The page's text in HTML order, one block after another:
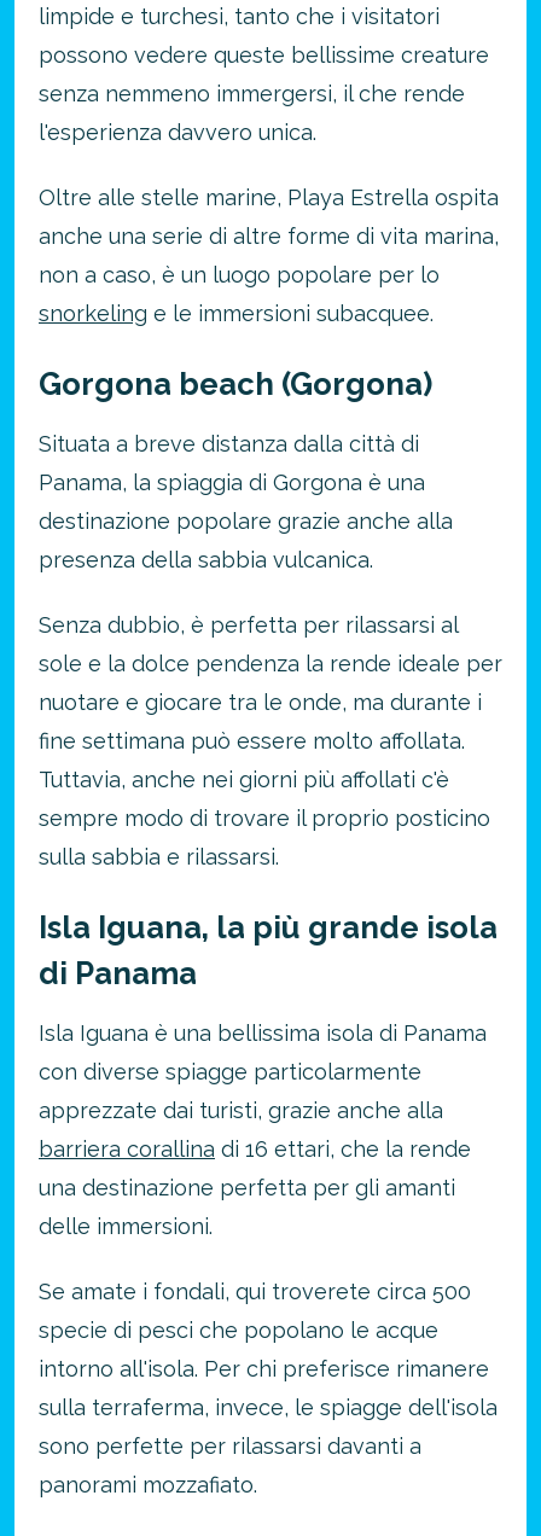
limpide e turchesi, tanto che i visitatori
possono vedere queste bellissime creature
senza nemmeno immergersi, il che rende
l'esperienza davvero unica.
Oltre alle stelle marine, Playa Estrella ospita
anche una serie di altre forme di vita marina,
non a caso, è un luogo popolare per lo
snorkeling e le immersioni subacquee.
Gorgona beach (Gorgona)
Situata a breve distanza dalla città di
Panama, la spiaggia di Gorgona è una
destinazione popolare grazie anche alla
presenza della sabbia vulcanica.
Senza dubbio, è perfetta per rilassarsi al
sole e la dolce pendenza la rende ideale per
nuotare e giocare tra le onde, ma durante i
fine settimana può essere molto affollata.
Tuttavia, anche nei giorni più affollati c'è
sempre modo di trovare il proprio posticino
sulla sabbia e rilassarsi.
Isla Iguana, la più grande isola
di Panama
Isla Iguana è una bellissima isola di Panama
con diverse spiagge particolarmente
apprezzate dai turisti, grazie anche alla
barriera corallina di 16 ettari, che la rende
una destinazione perfetta per gli amanti
delle immersioni.
Se amate i fondali, qui troverete circa 500
specie di pesci che popolano le acque
intorno all'isola. Per chi preferisce rimanere
sulla terraferma, invece, le spiagge dell'isola
sono perfette per rilassarsi davanti a
panorami mozzafiato.
Risparmia oltre il 21%!
4 promozioni, 2 omaggi e 1 Novità!
ATTIVA OFFERTA